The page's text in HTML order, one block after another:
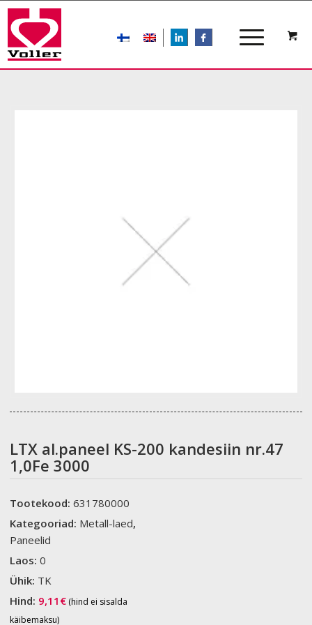
LIn
LTX al.paneel KS-200 kandesiin nr.47
1,0Fe 3000
Tootekood:631780000
Kategooriad: Metall-laed,
Paneelid
Laos:0
Ühik: TK
Hind: 9,11 € (hind ei sisalda
käibemaksu)